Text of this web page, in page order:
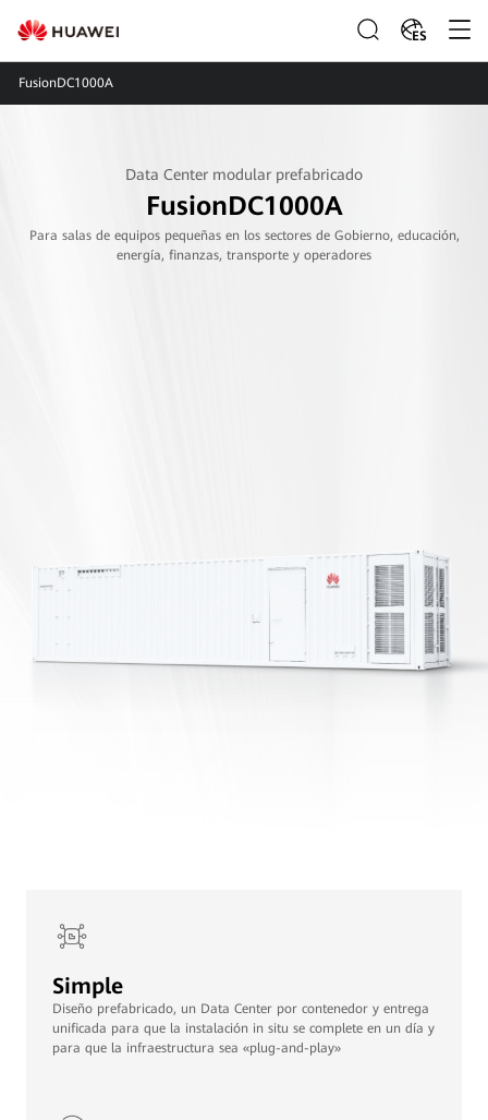
ES
FusionDC1000A
Data Center modular prefabricado
FusionDC1000A
Para salas de equipos pequeñas en los sectores de Gobierno, educación,
energía, finanzas, transporte y operadores
Simple
Diseño prefabricado, un Data Center por contenedor y entrega
unificada para que la instalación in situ se complete en un día y
para que la infraestructura sea «plug-and-play»